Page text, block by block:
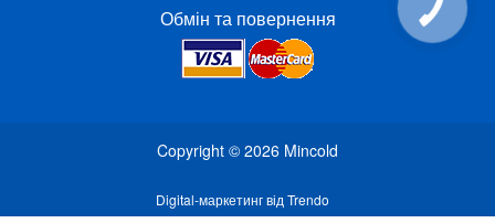
Обмін та повернення
Copyright © 2026 Mincold
Digital-маркетинг від Trendo
КНОПКА
СВЯЗИ